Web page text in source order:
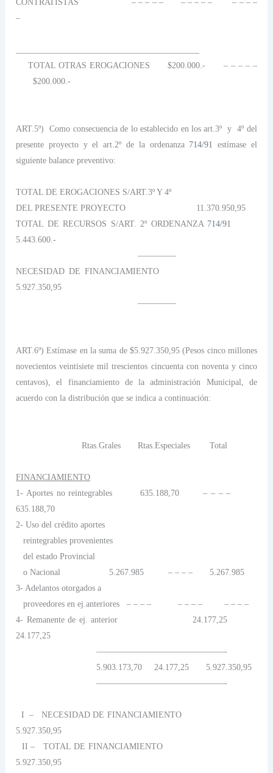
CONTRATISTAS – – – – – – – – – –
– – – –
–
TOTAL OTRAS EROGACIONES
$200.000.-
– – – – –
$200.000.-
ART.5º) Como consecuencia de lo establecido en los art.3º y
4º del
presente proyecto y el art.2º de la ordenanza 714/91 estímase el
siguiente balance preventivo:
TOTAL DE EROGACIONES S/ART.3º Y 4º
DEL PRESENTE PROYECTO
11.370.950,95
TOTAL DE RECURSOS S/ART. 2º ORDENANZA 714/91
5.443.600.-
————–
NECESIDAD DE FINANCIAMIENTO
5.927.350,95
————–
ART.6º) Estímase en la suma de $5.927.350,95 (Pesos cinco millones
novecientos veintisiete mil trescientos cincuenta con noventa y cinco
centavos), el financiamiento de la administración Municipal, de
acuerdo con la distribución que se indica a continuación:
Rtas.Grales Rtas.Especiales Total
FINANCIAMIENTO
1- Aportes no reintegrables
635.188,70
– – – –
635.188,70
2- Uso del crédito aportes
reintegrables provenientes
del estado Provincial
o Nacional
5.267.985 – – – –
5.267.985
3- Adelantos otorgados a
proveedores en ej.anteriores
– – – – – – – –
– – – –
4- Remanente de ej. anterior
24.177,25
24.177,25
———————————————-
5.903.173,70
24.177,25
5.927.350,95
———————————————-
I –
NECESIDAD DE FINANCIAMIENTO
5.927.350,95
II –
TOTAL DE FINANCIAMIENTO
5.927.350,95